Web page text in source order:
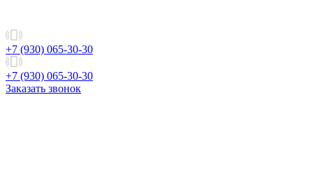
+7 (930) 065-30-30
+7 (930) 065-30-30
Заказать звонок